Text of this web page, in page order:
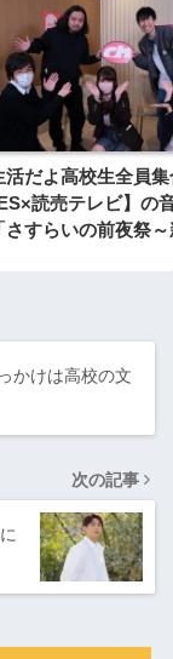
活だよ高校生全員
読売テレビ】の
さすらいの前夜祭
かけは高校の文
次の記事